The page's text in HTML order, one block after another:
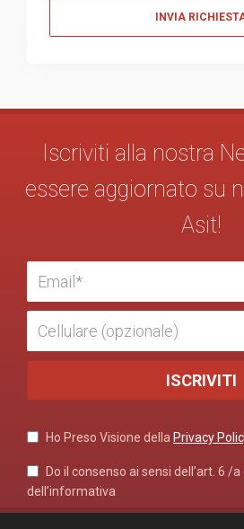
Iscriviti alla nostra
essere aggiornato su
Asit!
Ho Preso Visione della Privacy
Do il consenso ai sensi dell’art. 6 /
dell’informativa